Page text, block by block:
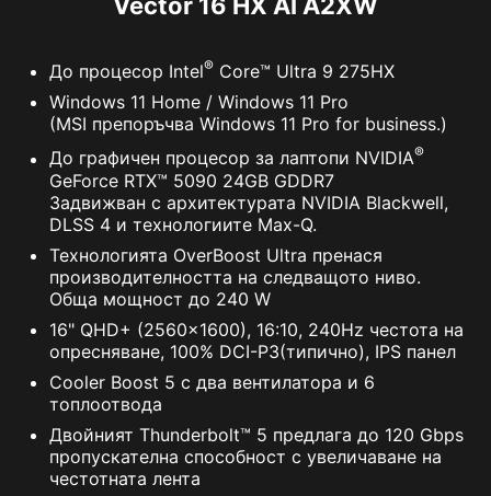
До процесор Intel® Core™ Ultra 9 275HX
Windows 11 Home / Windows 11 Pro
(MSI препоръчва Windows 11 Pro for business.)
До графичен процесор за лаптопи NVIDIA®
GeForce RTX™ 5090 24GB GDDR7
Задвижван с архитектурата NVIDIA Blackwell,
DLSS 4 и технологиите Max-Q.
Технологията OverBoost Ultra пренася
производителността на следващото ниво.
Обща мощност до 240 W
16" QHD+ (2560x1600), 16:10, 240Hz честота на
опресняване, 100% DCI-P3(типично), IPS панел
Cooler Boost 5 с два вентилатора и 6
топлоотвода
Двойният Thunderbolt™ 5 предлага до 120 Gbps
пропускателна способност с увеличаване на
честотната лента